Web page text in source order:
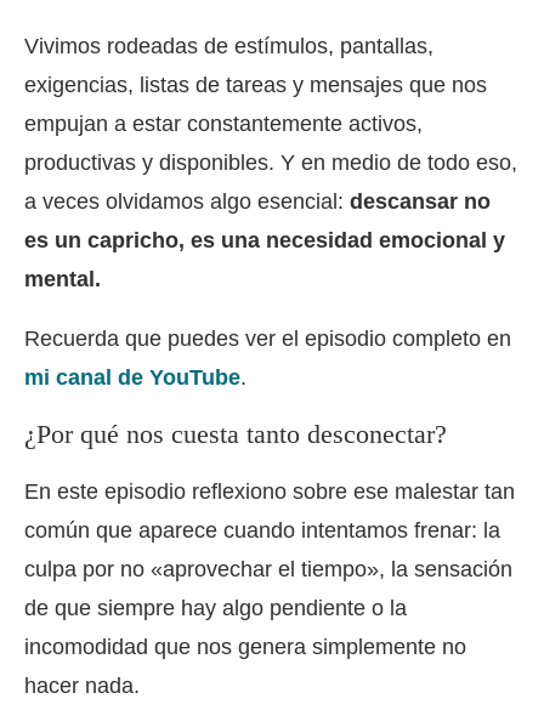
Vivimos rodeadas de estímulos, pantallas,
exigencias, listas de tareas y mensajes que nos
empujan a estar constantemente activos,
productivas y disponibles. Y en medio de todo eso,
a veces olvidamos algo esencial: descansar no
es un capricho, es una necesidad emocional y
mental.
Recuerda que puedes ver el episodio completo en
mi canal de YouTube.
¿Por qué nos cuesta tanto desconectar?
En este episodio reflexiono sobre ese malestar tan
común que aparece cuando intentamos frenar: la
culpa por no «aprovechar el tiempo», la sensación
de que siempre hay algo pendiente o la
incomodidad que nos genera simplemente no
hacer nada.